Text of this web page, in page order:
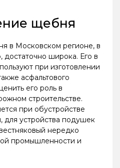
щебня
в Московском регионе, в
достаточно широка. Его в
при изготовлении
асфальтового
его роль в
строительстве.
при обустройстве
для устройства подушек
нередко
промышленности и